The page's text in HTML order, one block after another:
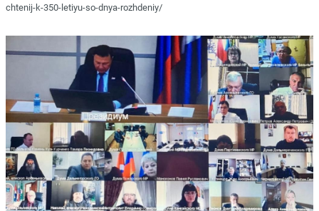
chtenij-k-350-letiyu-so-dnya-rozhdeniy/